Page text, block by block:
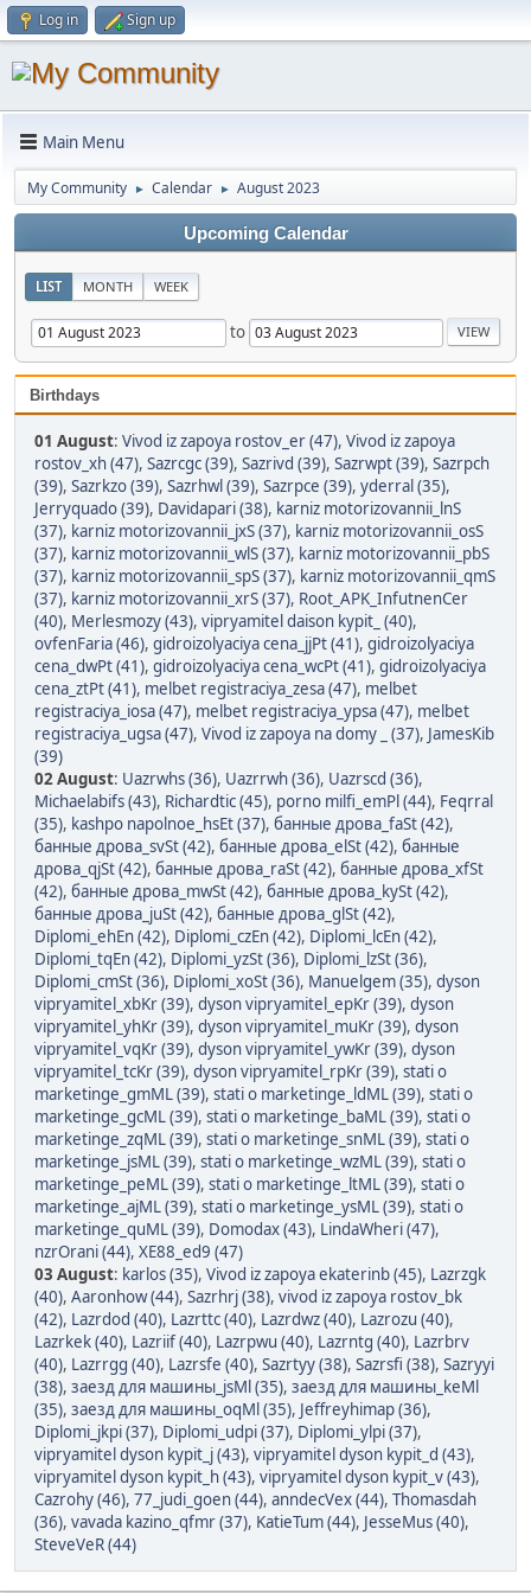
Log in Sign up
Main Menu
My Community ► Calendar ► August 2023
Upcoming Calendar
LIST MONTH WEEK
to
Birthdays
01 August: Vivod iz zapoya rostov_er (47), Vivod iz zapoya
rostov_xh (47), Sazrcgc (39), Sazrivd (39), Sazrwpt (39), Sazrpch
(39), Sazrkzo (39), Sazrhwl (39), Sazrpce (39), yderral (35),
Jerryquado (39), Davidapari (38), karniz motorizovannii_lnS
(37), karniz motorizovannii_jxS (37), karniz motorizovannii_osS
(37), karniz motorizovannii_wlS (37), karniz motorizovannii_pbS
(37), karniz motorizovannii_spS (37), karniz motorizovannii_qmS
(37), karniz motorizovannii_xrS (37), Root_APK_InfutnenCer
(40), Merlesmozy (43), vipryamitel daison kypit_ (40),
ovfenFaria (46), gidroizolyaciya cena_jjPt (41), gidroizolyaciya
cena_dwPt (41), gidroizolyaciya cena_wcPt (41), gidroizolyaciya
cena_ztPt (41), melbet registraciya_zesa (47), melbet
registraciya_iosa (47), melbet registraciya_ypsa (47), melbet
registraciya_ugsa (47), Vivod iz zapoya na domy _ (37), JamesKib
(39)
02 August: Uazrwhs (36), Uazrrwh (36), Uazrscd (36),
Michaelabifs (43), Richardtic (45), porno milfi_emPl (44), Feqrral
(35), kashpo napolnoe_hsEt (37), банные дрова_faSt (42),
банные дрова_svSt (42), банные дрова_elSt (42), банные
дрова_qjSt (42), банные дрова_raSt (42), банные дрова_xfSt
(42), банные дрова_mwSt (42), банные дрова_kySt (42),
банные дрова_juSt (42), банные дрова_glSt (42),
Diplomi_ehEn (42), Diplomi_czEn (42), Diplomi_lcEn (42),
Diplomi_tqEn (42), Diplomi_yzSt (36), Diplomi_lzSt (36),
Diplomi_cmSt (36), Diplomi_xoSt (36), Manuelgem (35), dyson
vipryamitel_xbKr (39), dyson vipryamitel_epKr (39), dyson
vipryamitel_yhKr (39), dyson vipryamitel_muKr (39), dyson
vipryamitel_vqKr (39), dyson vipryamitel_ywKr (39), dyson
vipryamitel_tcKr (39), dyson vipryamitel_rpKr (39), stati o
marketinge_gmML (39), stati o marketinge_ldML (39), stati o
marketinge_gcML (39), stati o marketinge_baML (39), stati o
marketinge_zqML (39), stati o marketinge_snML (39), stati o
marketinge_jsML (39), stati o marketinge_wzML (39), stati o
marketinge_peML (39), stati o marketinge_ltML (39), stati o
marketinge_ajML (39), stati o marketinge_ysML (39), stati o
marketinge_quML (39), Domodax (43), LindaWheri (47),
nzrOrani (44), XE88_ed9 (47)
03 August: karlos (35), Vivod iz zapoya ekaterinb (45), Lazrzgk
(40), Aaronhow (44), Sazrhrj (38), vivod iz zapoya rostov_bk
(42), Lazrdod (40), Lazrttc (40), Lazrdwz (40), Lazrozu (40),
Lazrkek (40), Lazriif (40), Lazrpwu (40), Lazrntg (40), Lazrbrv
(40), Lazrrgg (40), Lazrsfe (40), Sazrtyy (38), Sazrsfi (38), Sazryyi
(38), заезд для машины_jsMl (35), заезд для машины_keMl
(35), заезд для машины_oqMl (35), Jeffreyhimap (36),
Diplomi_jkpi (37), Diplomi_udpi (37), Diplomi_ylpi (37),
vipryamitel dyson kypit_j (43), vipryamitel dyson kypit_d (43),
vipryamitel dyson kypit_h (43), vipryamitel dyson kypit_v (43),
Cazrohy (46), 77_judi_goen (44), anndecVex (44), Thomasdah
(36), vavada kazino_qfmr (37), KatieTum (44), JesseMus (40),
SteveVeR (44)